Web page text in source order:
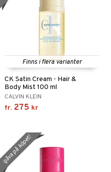
Finns i flera varianter
CK Satin Cream - Hair &
Body Mist 100 ml
CALVIN KLEIN
fr. 275 kr
gåva på köpet!